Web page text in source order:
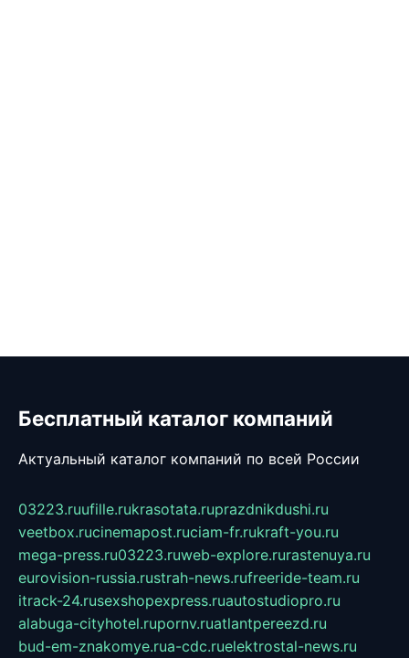
Бесплатный каталог компаний
Актуальный каталог компаний по всей России
03223.ruufille.rukrasotata.ruprazdnikdushi.ru
veetbox.rucinemapost.ruciam-fr.rukraft-you.ru
mega-press.ru03223.ruweb-explore.rurastenuya.ru
eurovision-russia.rustrah-news.rufreeride-team.ru
itrack-24.rusexshopexpress.ruautostudiopro.ru
alabuga-cityhotel.rupornv.ruatlantpereezd.ru
bud-em-znakomye.rua-cdc.ruelektrostal-news.ru